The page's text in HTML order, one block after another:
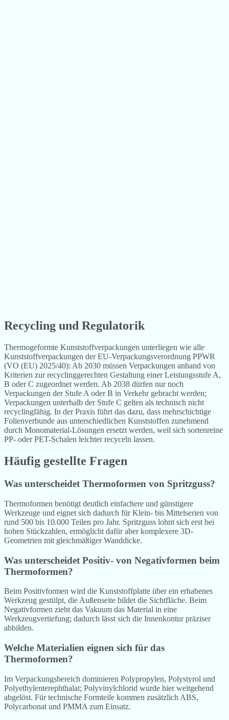
Recycling und Regulatorik
Thermogeformte Kunststoffverpackungen unterliegen wie alle
Kunststoffverpackungen der EU-Verpackungsverordnung PPWR
(VO (EU) 2025/40): Ab 2030 müssen Verpackungen anhand von
Kriterien zur recyclinggerechten Gestaltung einer Leistungsstufe A,
B oder C zugeordnet werden. Ab 2038 dürfen nur noch
Verpackungen der Stufe A oder B in Verkehr gebracht werden;
Verpackungen unterhalb der Stufe C gelten als technisch nicht
recyclingfähig. In der Praxis führt das dazu, dass mehrschichtige
Folienverbunde aus unterschiedlichen Kunststoffen zunehmend
durch Monomaterial-Lösungen ersetzt werden, weil sich sortenreine
PP- oder PET-Schalen leichter recyceln lassen.
Häufig gestellte Fragen
Was unterscheidet Thermoformen von Spritzguss?
Thermoformen benötigt deutlich einfachere und günstigere
Werkzeuge und eignet sich dadurch für Klein- bis Mittelserien von
rund 500 bis 10.000 Teilen pro Jahr. Spritzguss lohnt sich erst bei
hohen Stückzahlen, ermöglicht dafür aber komplexere 3D-
Geometrien mit gleichmäßiger Wanddicke.
Was unterscheidet Positiv- von Negativformen beim
Thermoformen?
Beim Positivformen wird die Kunststoffplatte über ein erhabenes
Werkzeug gestülpt, die Außenseite bildet die Sichtfläche. Beim
Negativformen zieht das Vakuum das Material in eine
Werkzeugvertiefung; dadurch lässt sich die Innenkontur präziser
abbilden.
Welche Materialien eignen sich für das
Thermoformen?
Im Verpackungsbereich dominieren Polypropylen, Polystyrol und
Polyethylenterephthalat; Polyvinylchlorid wurde hier weitgehend
abgelöst. Für technische Formteile kommen zusätzlich ABS,
Polycarbonat und PMMA zum Einsatz.